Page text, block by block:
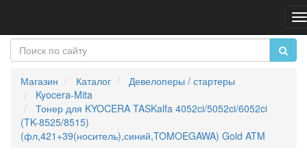
Магазин Каталог
Девелоперы / стартеры
Kyocera-Mita
Тонер для KYOCERA TASKalfa 4052ci/5052ci/6052ci
(TK-8525/8515)
(фл,421+39(носитель),синий,TOMOEGAWA) Gold ATM